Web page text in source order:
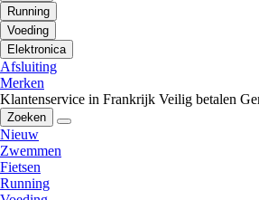
Running
Voeding
Elektronica
Afsluiting
Merken
Klantenservice in Frankrijk Veilig betalen
Zoeken
Nieuw
Zwemmen
Fietsen
Running